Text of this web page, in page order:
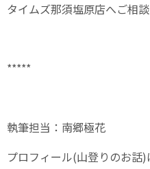
タイムズ那須塩原店へご相談
*****
執筆担当：南郷極花
プロフィール(山登りのお話)